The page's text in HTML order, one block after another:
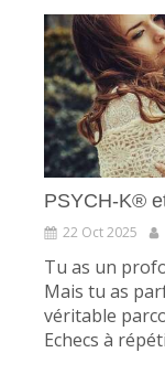
PSYCH-K®
22 Oct 2025
Tu as un
Mais tu as
véritable
Echecs à